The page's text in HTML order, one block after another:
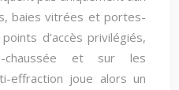
baies vitrées et portes-
d’accès privilégiés,
chaussée et sur les
effraction joue alors un